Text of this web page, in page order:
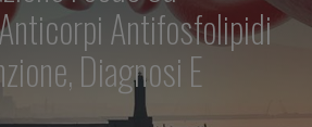
Antifosfolipidi
Diagnosi E